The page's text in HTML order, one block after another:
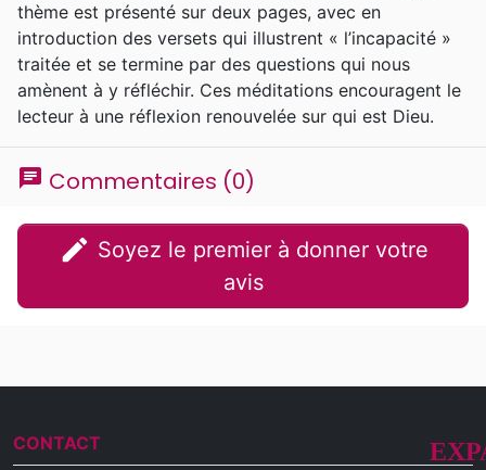
thème est présenté sur deux pages, avec en
introduction des versets qui illustrent « l’incapacité »
traitée et se termine par des questions qui nous
amènent à y réfléchir. Ces méditations encouragent le
lecteur à une réflexion renouvelée sur qui est Dieu.
chat Commentaires (0)
edit
avis
CONTACT